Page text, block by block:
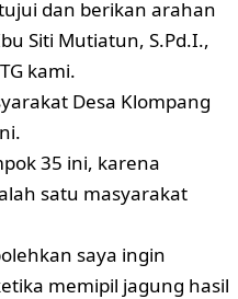
dan berikan arahan
Siti Mutiatun, S.Pd.I.,
kami.
Desa Klompang
35 ini, karena
satu masyarakat
saya ingin
memipil jagung hasil